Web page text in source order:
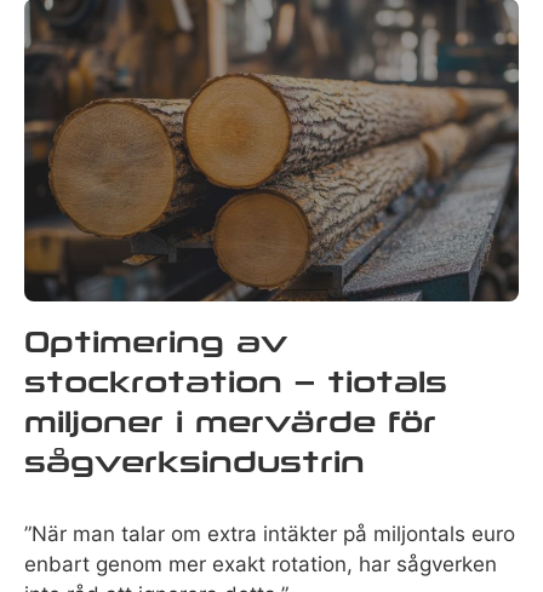
Optimering av
stockrotation – tiotals
miljoner i mervärde för
sågverksindustrin
”När man talar om extra intäkter på miljontals euro
enbart genom mer exakt rotation, har sågverken